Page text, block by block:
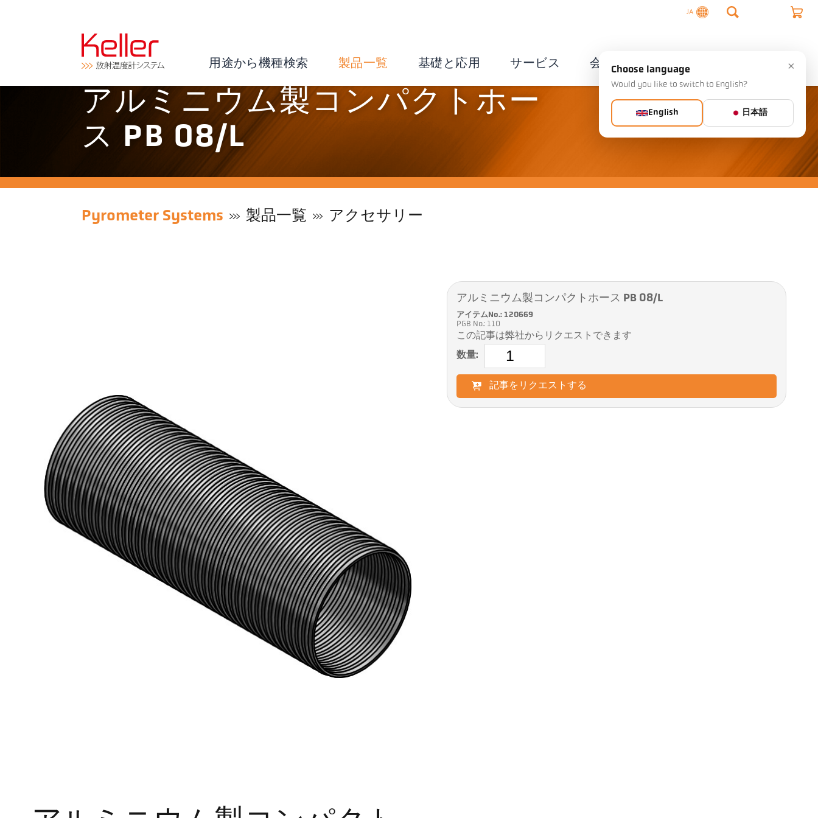
JA
用途から機種検索 製品一覧 基礎と応用 サービス 会社概要
アルミニウム製コンパクトホー
ス PB 08/L
Pyrometer Systems 製品一覧 アクセサリー
アルミニウム製コンパクトホース PB 08/L
アイテムNo.: 120669
PGB No.: 110
この記事は弊社からリクエストできます
数量:
記事をリクエストする
×
Choose language
Would you like to switch to English?
English 日本語